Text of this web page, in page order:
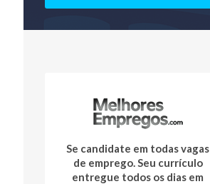
Se candidate em todas vagas
de emprego. Seu currículo
entregue todos os dias em